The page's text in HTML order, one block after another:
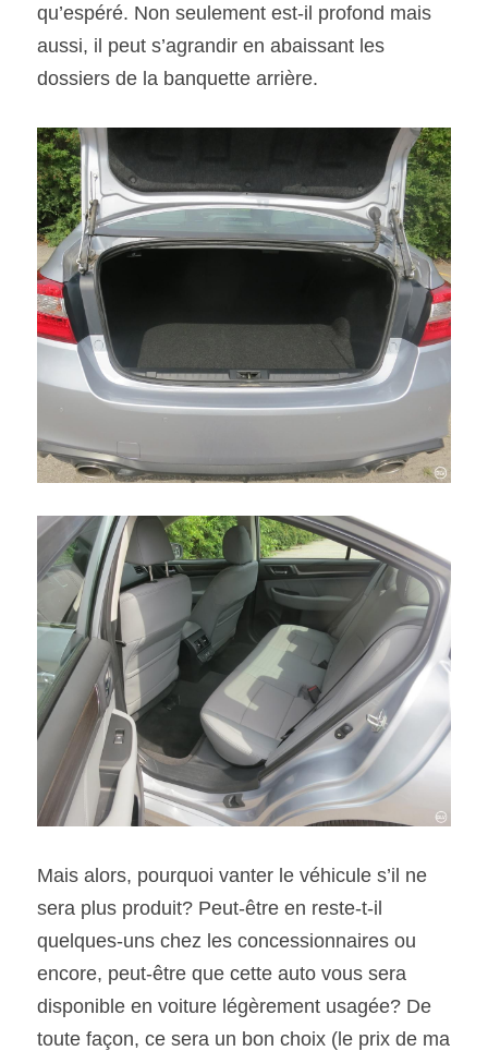
qu’espéré. Non seulement est-il profond mais
aussi, il peut s’agrandir en abaissant les
dossiers de la banquette arrière.
Mais alors, pourquoi vanter le véhicule s’il ne
sera plus produit? Peut-être en reste-t-il
quelques-uns chez les concessionnaires ou
encore, peut-être que cette auto vous sera
disponible en voiture légèrement usagée? De
toute façon, ce sera un bon choix (le prix de ma